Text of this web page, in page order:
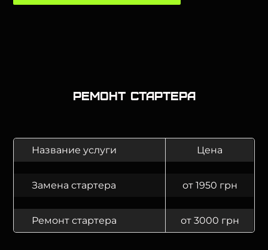
Ремонт стартера
Название услуги Цена
Замена стартера от 1950 грн
Ремонт стартера от 3000 грн